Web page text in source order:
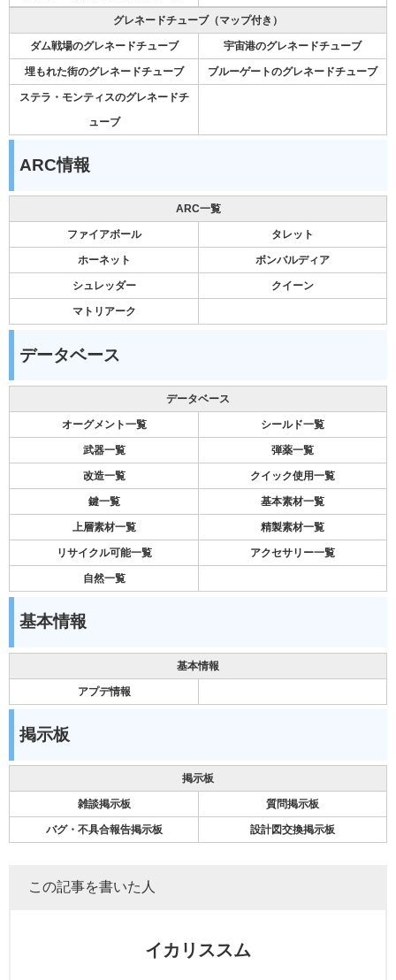
グレネードチューブ（マップ付き）
ダム戦場のグレネードチューブ 宇宙港のグレネードチューブ
埋もれた街のグレネードチューブ ブルーゲートのグレネードチューブ
ステラ・モンティスのグレネードチ
ューブ
ARC情報
ARC一覧
ファイアボール タレット
ホーネット ボンバルディア
シュレッダー クイーン
マトリアーク
データベース
データベース
オーグメント一覧 シールド一覧
武器一覧 弾薬一覧
改造一覧 クイック使用一覧
鍵一覧 基本素材一覧
上層素材一覧 精製素材一覧
リサイクル可能一覧 アクセサリー一覧
自然一覧
基本情報
基本情報
アプデ情報
掲示板
掲示板
雑談掲示板 質問掲示板
バグ・不具合報告掲示板 設計図交換掲示板
この記事を書いた人
イカリススム